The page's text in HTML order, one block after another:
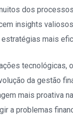
dos
insights
mais
tecnológicas,
da gestão
mais proativa
a problemas